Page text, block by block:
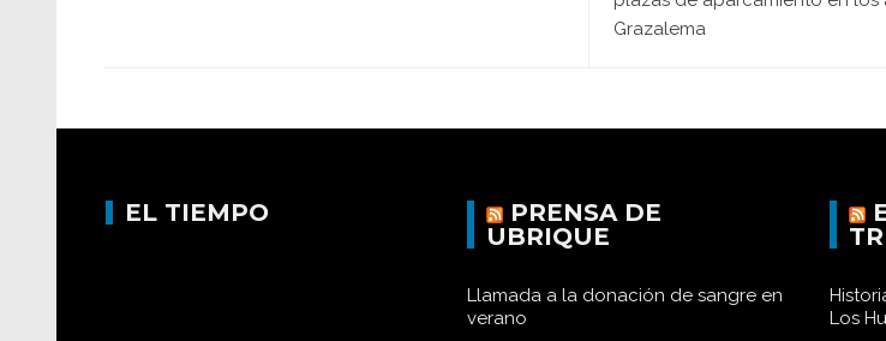
Grazalema
EL TIEMPO
PRENSA DE
UBRIQUE
Llamada a la donación de sangre en
verano
Los